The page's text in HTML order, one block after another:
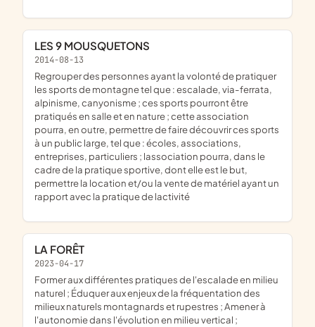
LES 9 MOUSQUETONS
2014-08-13
regrouper des personnes ayant la volonté de pratiquer
les sports de montagne tel que : escalade, via-ferrata,
alpinisme, canyonisme ; ces sports pourront être
pratiqués en salle et en nature ; cette association
pourra, en outre, permettre de faire découvrir ces sports
à un public large, tel que : écoles, associations,
entreprises, particuliers ; lassociation pourra, dans le
cadre de la pratique sportive, dont elle est le but,
permettre la location et/ou la vente de matériel ayant un
rapport avec la pratique de lactivité
LA FORÊT
2023-04-17
former aux différentes pratiques de l'escalade en milieu
naturel ; Éduquer aux enjeux de la fréquentation des
milieux naturels montagnards et rupestres ; Amener à
l'autonomie dans l'évolution en milieu vertical ;